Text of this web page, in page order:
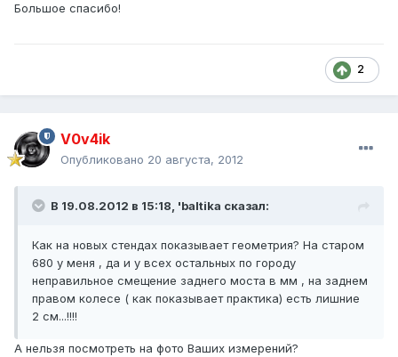
Большое спасибо!
2
V0v4ik
Опубликовано 20 августа, 2012
В 19.08.2012 в 15:18, 'baltika сказал:
Как на новых стендах показывает геометрия? На старом
680 у меня , да и у всех остальных по городу
неправильное смещение заднего моста в мм , на заднем
правом колесе ( как показывает практика) есть лишние
2 см...!!!!
А нельзя посмотреть на фото Ваших измерений?